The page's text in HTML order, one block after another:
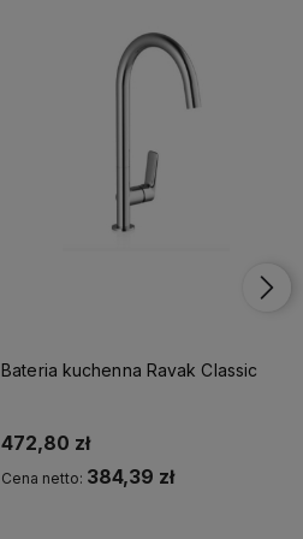
Bateria kuchenna Ravak Classic
472,80 zł
Cena netto: 384,39 zł